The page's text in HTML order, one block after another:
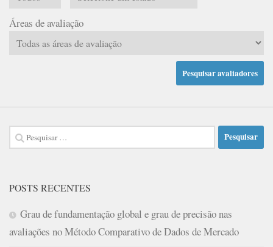
Áreas de avaliação
Pesquisar
por:
POSTS RECENTES
Grau de fundamentação global e grau de precisão nas
avaliações no Método Comparativo de Dados de Mercado